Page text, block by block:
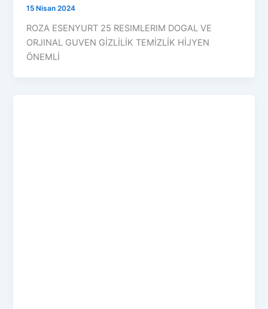
15 Nisan 2024
ROZA ESENYURT 25 RESIMLERIM DOGAL VE
ORJINAL GUVEN GİZLİLİK TEMİZLİK HİJYEN
ÖNEMLİ